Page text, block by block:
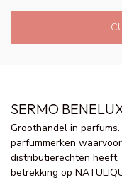
SERMO
Groothandel in
parfummerken
distributierechten
betrekking op